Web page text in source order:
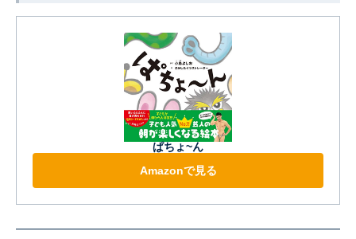
ぱちょ~ん
Amazonで見る